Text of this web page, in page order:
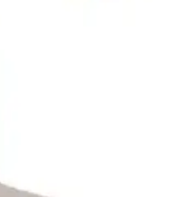
ve Esnek Tasarım
yapısı, kolay kullanımı ve
şık bir çözümdür.
sağlar.
Esneklik ve
Çözüm
esneklik ve dayanıklılık
şıklık katarken
sunar.